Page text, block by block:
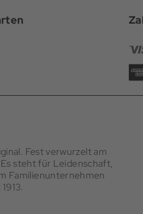
Fest verwurzelt am
steht für Leidenschaft,
Familienunternehmen